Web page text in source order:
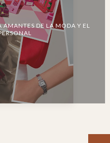
AMANTES DE LA MODA Y EL